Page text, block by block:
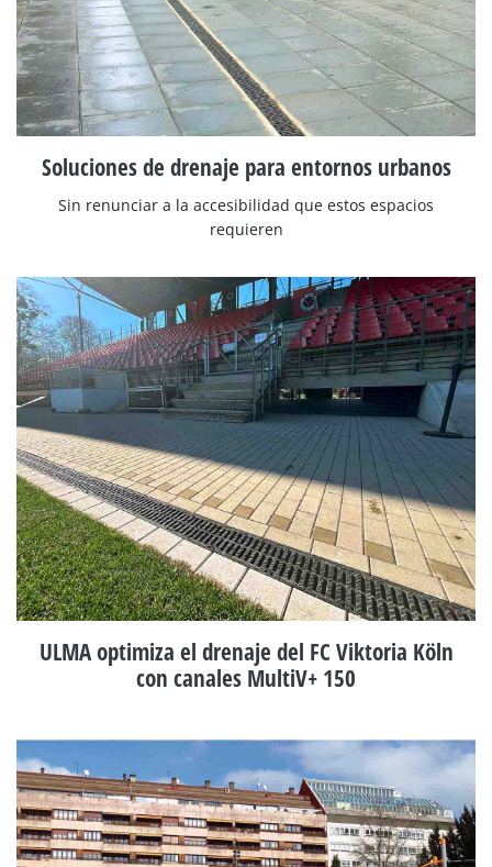
Soluciones de drenaje para entornos urbanos
Sin renunciar a la accesibilidad que estos espacios
requieren
ULMA optimiza el drenaje del FC Viktoria Köln
con canales MultiV+ 150